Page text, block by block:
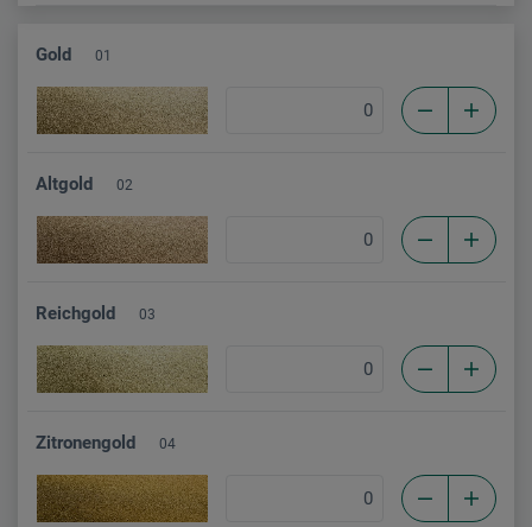
Gold 01
Altgold 02
Reichgold 03
Zitronengold 04